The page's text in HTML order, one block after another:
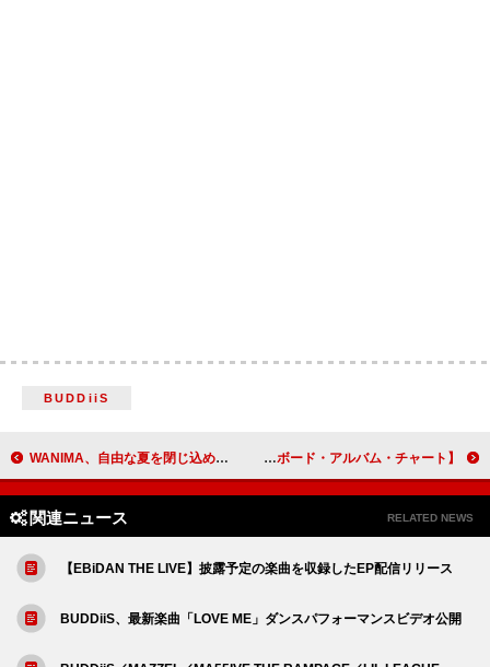
BUDDiiS
WANIMA、自由な夏を閉じ込めたEP『Off-Leash』リリース＆収録曲「トビウオ」先行配信へ 【米ビルボード・アルバム・チャート】モーガン・ウォーレン通算10週目の首位、レネー・ラップ／スーサイドボーイズTOP5デビュー
関連ニュース RELATED NEWS
【EBiDAN THE LIVE】披露予定の楽曲を収録したEP配信リリース
BUDDiiS、最新楽曲「LOVE ME」ダンスパフォーマンスビデオ公開